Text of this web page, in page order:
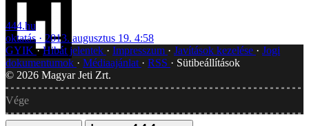
444.hu
oktatás
2013. augusztus 19. 4:58
GYIK Hibát jelentek Impresszum Javítások kezelése
Jogi
dokumentumok
Médiaajánlat RSS
Sütibeállítások
© 2026 Magyar Jeti Zrt.
Vége